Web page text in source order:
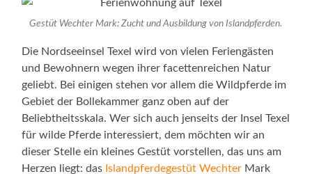
Gestüt Wechter Mark: Zucht und Ausbildung von Islandpferden.
Die Nordseeinsel Texel wird von vielen Feriengästen
und Bewohnern wegen ihrer facettenreichen Natur
geliebt. Bei einigen stehen vor allem die Wildpferde im
Gebiet der Bollekammer ganz oben auf der
Beliebtheitsskala. Wer sich auch jenseits der Insel Texel
für wilde Pferde interessiert, dem möchten wir an
dieser Stelle ein kleines Gestüt vorstellen, das uns am
Herzen liegt: das Islandpferdegestüt Wechter Mark